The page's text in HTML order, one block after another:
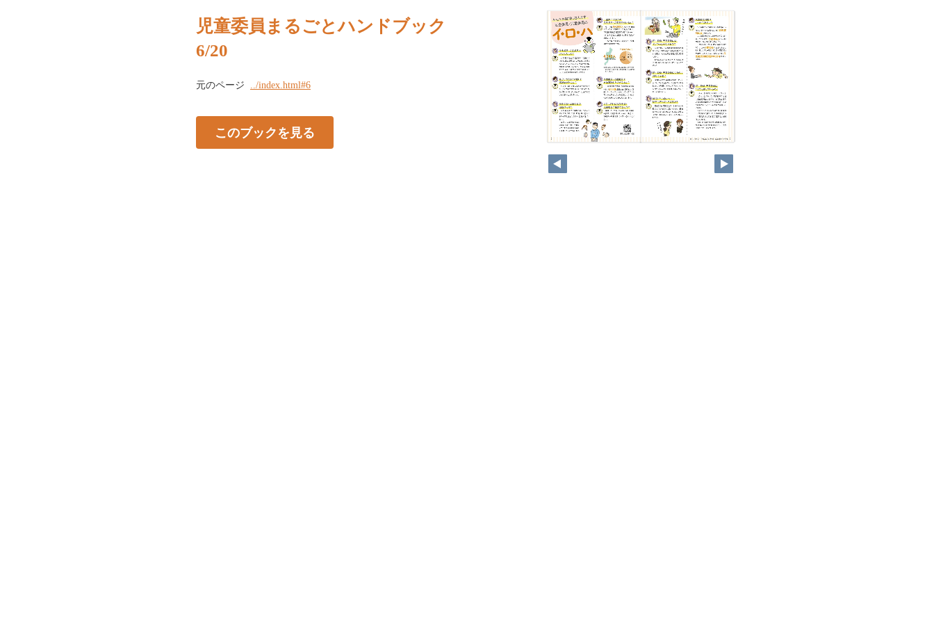
児童委員まるごとハンドブック
6/20
元のページ ../index.html#6
このブックを見る